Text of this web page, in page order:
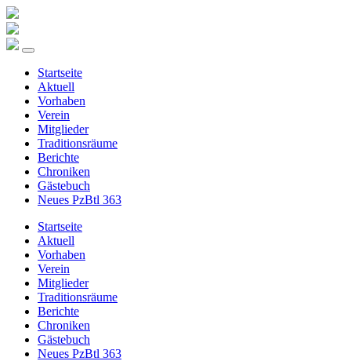
Startseite
Aktuell
Vorhaben
Verein
Mitglieder
Traditionsräume
Berichte
Chroniken
Gästebuch
Neues PzBtl 363
Startseite
Aktuell
Vorhaben
Verein
Mitglieder
Traditionsräume
Berichte
Chroniken
Gästebuch
Neues PzBtl 363